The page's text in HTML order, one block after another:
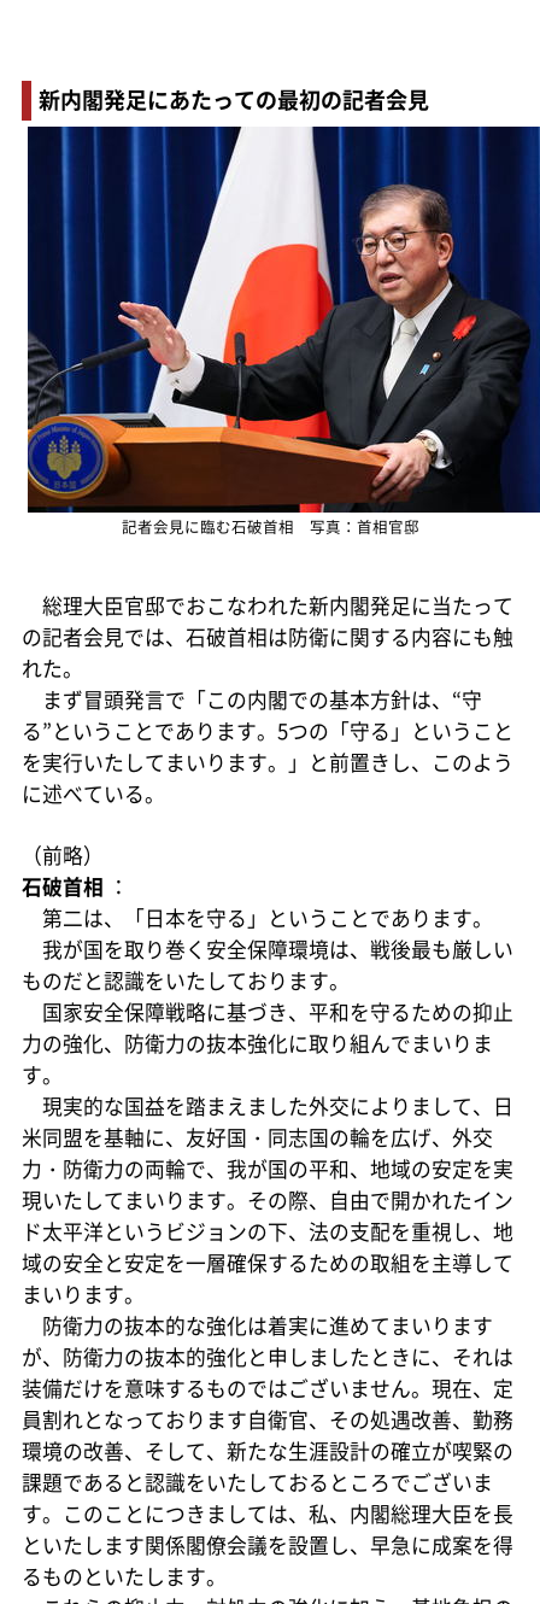
新内閣発足にあたっての最初の記者会見
記者会見に臨む石破首相 写真：首相官邸
総理大臣官邸でおこなわれた新内閣発足に当たって
の記者会見では、石破首相は防衛に関する内容にも触
れた。
まず冒頭発言で「この内閣での基本方針は、“守
る”ということであります。5つの「守る」ということ
を実行いたしてまいります。」と前置きし、このよう
に述べている。
（前略）
石破首相 ：
第二は、「日本を守る」ということであります。
我が国を取り巻く安全保障環境は、戦後最も厳しい
ものだと認識をいたしております。
国家安全保障戦略に基づき、平和を守るための抑止
力の強化、防衛力の抜本強化に取り組んでまいりま
す。
現実的な国益を踏まえました外交によりまして、日
米同盟を基軸に、友好国・同志国の輪を広げ、外交
力・防衛力の両輪で、我が国の平和、地域の安定を実
現いたしてまいります。その際、自由で開かれたイン
ド太平洋というビジョンの下、法の支配を重視し、地
域の安全と安定を一層確保するための取組を主導して
まいります。
防衛力の抜本的な強化は着実に進めてまいります
が、防衛力の抜本的強化と申しましたときに、それは
装備だけを意味するものではございません。現在、定
員割れとなっております自衛官、その処遇改善、勤務
環境の改善、そして、新たな生涯設計の確立が喫緊の
課題であると認識をいたしておるところでございま
す。このことにつきましては、私、内閣総理大臣を長
といたします関係閣僚会議を設置し、早急に成案を得
るものといたします。